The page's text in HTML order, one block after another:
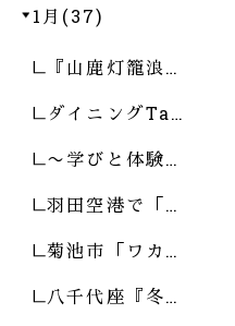
1月(37)
『山鹿灯籠浪…
ダイニングTa…
〜学びと体験…
羽田空港で「…
菊池市「ワカ…
八千代座『冬…